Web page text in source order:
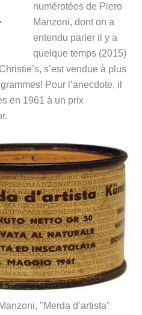
numérotées de Piero
Manzoni, dont on a
entendu parler il y a
quelque temps (2015)
s’est vendue à plus
Pour l’anecdote, il
en 1961 à un prix
"Merda d’artista"